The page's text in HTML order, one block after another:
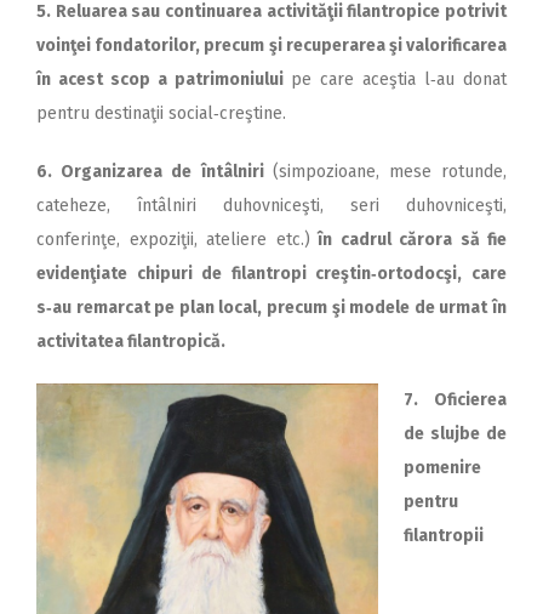
5. Reluarea sau continuarea activităţii filantropice potrivit
voinţei fondatorilor, precum şi recuperarea şi valorificarea
în acest scop a patrimoniului pe care aceştia l‑au donat
pentru destinaţii social‑creştine.
6. Organizarea de întâlniri (simpozioane, mese rotunde,
cateheze, întâlniri duhovniceşti, seri duhovniceşti,
conferinţe, expoziţii, ateliere etc.) în cadrul cărora să fie
evidenţiate chipuri de filantropi creştin‑ortodocşi, care
s‑au remarcat pe plan local, precum şi modele de urmat în
activitatea filantropică.
7. Oficierea
de slujbe de
pomenire
pentru
filantropii